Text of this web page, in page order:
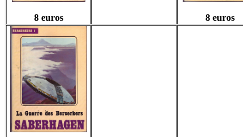
8 euros 8 euros